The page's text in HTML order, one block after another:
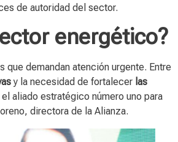
de autoridad del sector.
energético?
demandan atención urgente. Entre
y la necesidad de fortalecer las
aliado estratégico número uno para
directora de la Alianza.